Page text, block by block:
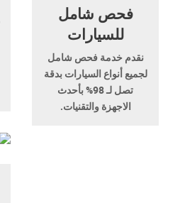
فحص شامل
للسيارات
نقدم خدمة فحص شامل
لجميع أنواع السيارات بدقة
تصل لـ 98% بأحدث
الاجهزة والتقنيات.